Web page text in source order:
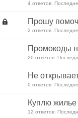
4 ответов:
Прошу
2 ответов:
Промокоды
20 ответов:
Не
0 ответов:
Куплю
12 ответов: